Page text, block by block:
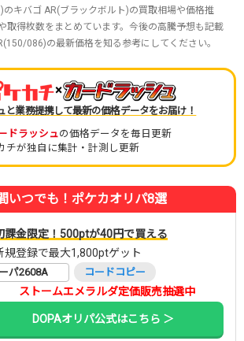
キバゴ AR(ブラックボルト)の買取相場や価格推
取得枚数をまとめています。今後の高騰予想も記載
086)の最新価格を知る参考にしてください。
×
と業務提携して最新の価格データをお届け！
ドラッシュの価格データを毎日更新
チが独自に集計・計測し更新
いつでも！ポケカオリパ8選
課金限定！500ptが40円で買える
規登録で最大1,800ptゲット
パ2608A コードコピー
ストームエメラルダ定価販売抽選中
DOPAオリパ公式はこちら ＞